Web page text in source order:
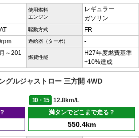
使用燃料
エンジン
レギュラー
ガソリン
駆動方式 FR
過給器（ターボ） -
～201
燃費性能
H27年度燃費基準
+10%達成
グルジャストロー 三方開 4WD
10・15
12.8km/L
満タンでどこまで走る？
550.4km